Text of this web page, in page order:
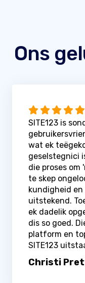
Ons
SITE123 is
wat ek
geselstegnici
die proses
te skep
kundigheid
uitstekend.
ek dadelik
dis so goed.
platform en
SITE123
Christi